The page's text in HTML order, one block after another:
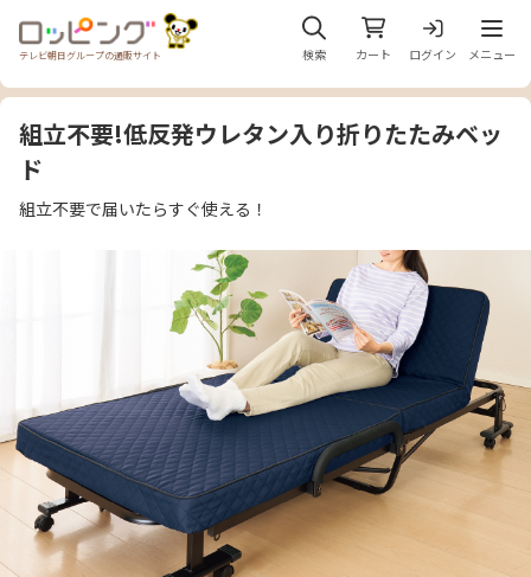
テレビ朝日グループの通販サイト 検索 カート ログイン
メニ
メニュー
組立不要!低反発ウレタン入り折りたたみベッ
ド
組立不要で届いたらすぐ使える！